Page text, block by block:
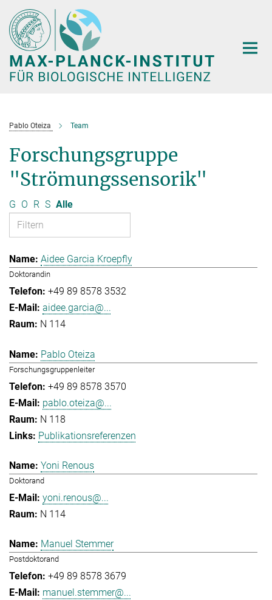
Hauptinhalt
Pablo Oteiza Team
Forschungsgruppe
"Strömungssensorik"
G O R S Alle
Aidee Garcia Kroepfly
Doktorandin
+49 89 8578 3532
aidee.garcia@...
N 114
Pablo Oteiza
Forschungsgruppenleiter
+49 89 8578 3570
pablo.oteiza@...
N 118
Publikationsreferenzen
Yoni Renous
Doktorand
yoni.renous@...
N 114
Manuel Stemmer
Postdoktorand
+49 89 8578 3679
manuel.stemmer@...